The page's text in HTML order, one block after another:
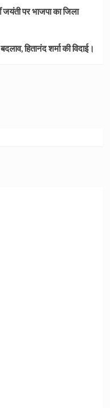
जयंती पर भाजपा का जिला
हितानंद शर्मा की विदाई।